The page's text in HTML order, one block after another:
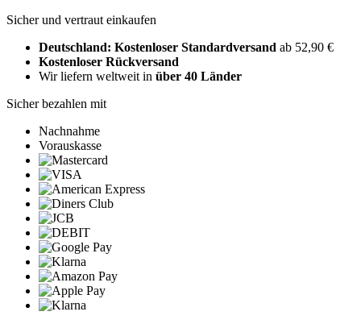
Sicher und vertraut einkaufen
Deutschland: Kostenloser Standardversand ab 52,90 €
Kostenloser Rückversand
Wir liefern weltweit in über 40 Länder
Sicher bezahlen mit
Nachnahme
Vorauskasse